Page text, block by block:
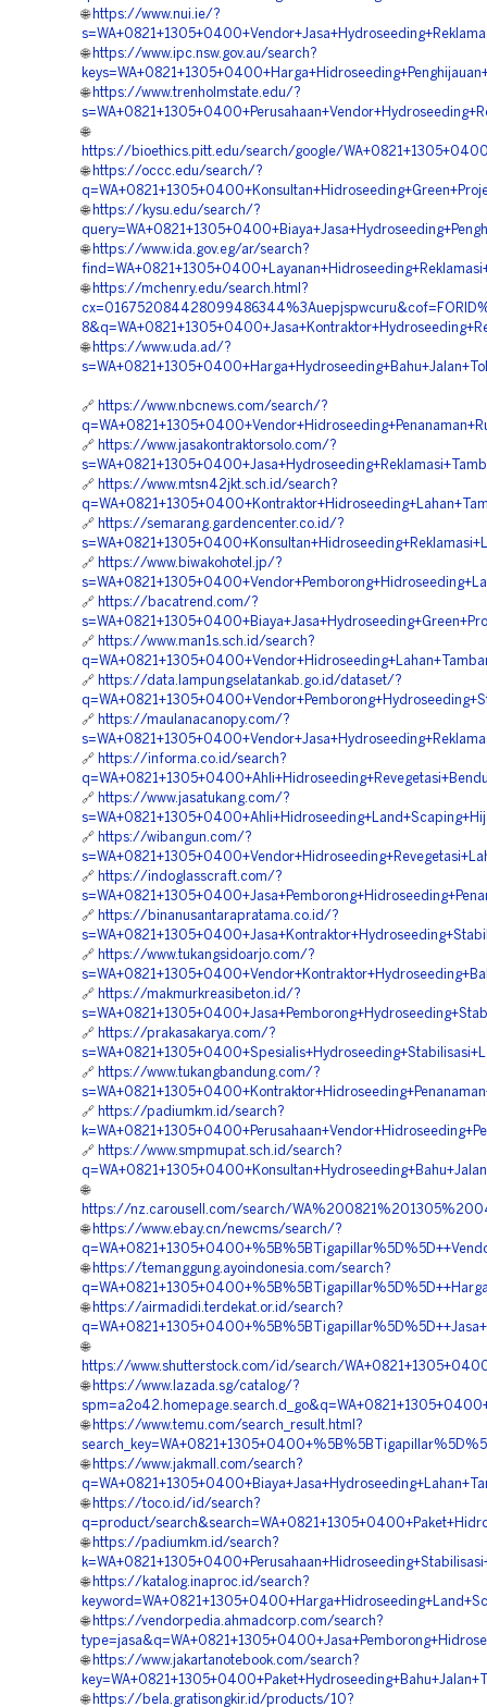
🌐 https://www.nui.ie/?
🌐 https://www.ipc.nsw.gov.au/search?
🌐 https://www.trenholmstate.edu/?
🌐
https://bioethics.pitt.edu/search/google/
🌐 https://occc.edu/search/?
🌐 https://kysu.edu/search/?
🌐 https://www.ida.gov.eg/ar/search?
🌐 https://mchenry.edu/search.html?
🌐 https://www.uda.ad/?
🔗 https://www.nbcnews.com/search/?
🔗 https://www.jasakontraktorsolo.com/?
🔗 https://www.mtsn42jkt.sch.id/search?
🔗 https://semarang.gardencenter.co.id/?
🔗 https://www.biwakohotel.jp/?
🔗 https://bacatrend.com/?
🔗 https://www.man1s.sch.id/search?
🔗 https://data.lampungselatankab.go.id/dataset/?
🔗 https://maulanacanopy.com/?
🔗 https://informa.co.id/search?
🔗 https://www.jasatukang.com/?
🔗 https://wibangun.com/?
🔗 https://indoglasscraft.com/?
🔗 https://binanusantarapratama.co.id/?
🔗 https://www.tukangsidoarjo.com/?
🔗 https://makmurkreasibeton.id/?
🔗 https://prakasakarya.com/?
🔗 https://www.tukangbandung.com/?
🔗 https://padiumkm.id/search?
🔗 https://www.smpmupat.sch.id/search?
🌐
https://nz.carousell.com/search/
🌐 https://www.ebay.cn/newcms/search/?
🌐 https://temanggung.ayoindonesia.com/search?
🌐 https://airmadidi.terdekat.or.id/search?
🌐
https://www.shutterstock.com/id/search/
🌐 https://www.lazada.sg/catalog/?
🌐 https://www.temu.com/search_result.html?
🌐 https://www.jakmall.com/search?
🌐 https://toco.id/id/search?
q=product/
🌐 https://padiumkm.id/search?
🌐 https://katalog.inaproc.id/search?
🌐 https://vendorpedia.ahmadcorp.com/search?
🌐 https://www.jakartanotebook.com/search?
🌐 https://bela.gratisongkir.id/products/10?